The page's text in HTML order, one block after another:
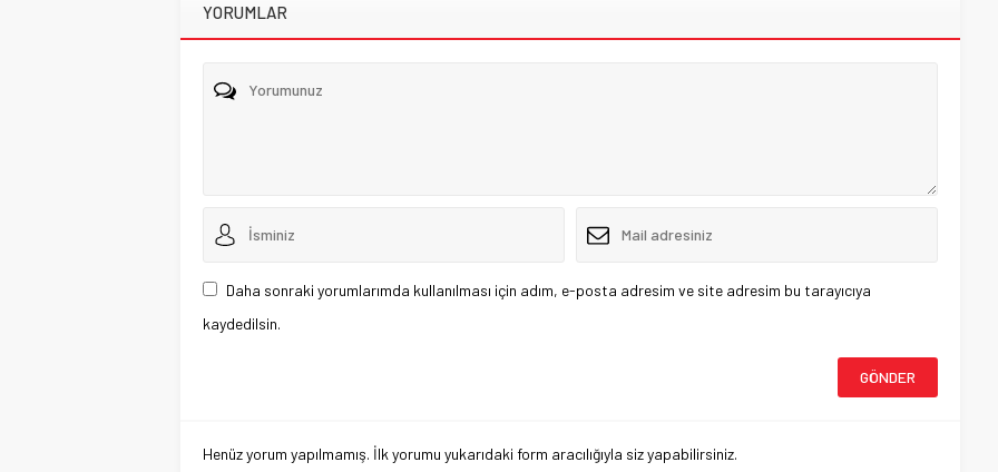
YORUMLAR
Daha sonraki yorumlarımda kullanılması için adım, e-posta adresim ve site adresim bu tarayıcıya
kaydedilsin.
Henüz yorum yapılmamış. İlk yorumu yukarıdaki form aracılığıyla siz yapabilirsiniz.